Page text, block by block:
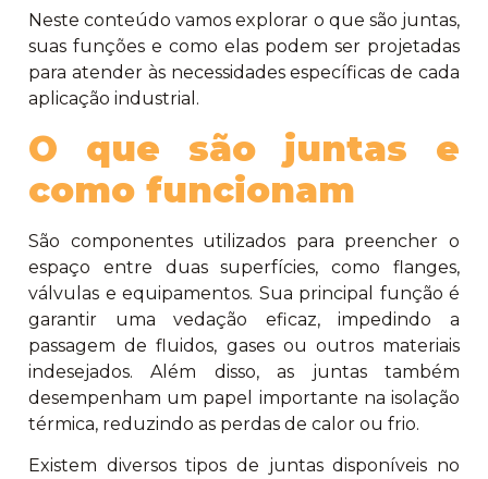
Neste conteúdo vamos explorar o que são juntas,
suas funções e como elas podem ser projetadas
para atender às necessidades específicas de cada
aplicação industrial.
O que são juntas e
como funcionam
São componentes utilizados para preencher o
espaço entre duas superfícies, como flanges,
válvulas e equipamentos. Sua principal função é
garantir uma vedação eficaz, impedindo a
passagem de fluidos, gases ou outros materiais
indesejados. Além disso, as juntas também
desempenham um papel importante na isolação
térmica, reduzindo as perdas de calor ou frio.
Existem diversos tipos de juntas disponíveis no